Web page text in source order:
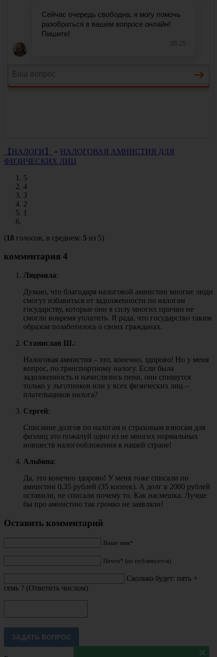
【НАЛОГИ】 » НАЛОГОВАЯ АМНИСТИЯ ДЛЯ
ФИЗИЧЕСКИХ ЛИЦ
5
4
3
2
1
(18 голосов, в среднем: 5 из 5)
комментария 4
Людмила:
Думаю, что благодаря налоговой амнистии многие люди
смогут избавиться от задолженности по налогам
государству, которые они в силу многих причин не
смогли вовремя уплатить. Я рада, что государство таким
образом позаботилось о своих гражданах.
Станислав Ш.:
Налоговая амнистия – это, конечно, здорово! Но у меня
вопрос, по транспортному налогу. Если была
задолженность и начислялись пени, они спишутся
только у льготников или у всех физических лиц –
плательщиков налога?
Сергей:
Списание долгов по налогам и страховым взносам для
физлиц это пожалуй одно из не многих нормальных
новшеств налогообложения в нашей стране!
Альбина:
Да, это конечно здорово! У меня тоже списали по
амнистии 0,35 рублей (35 копеек). А долг в 2000 рублей
оставили, не списали почему то. Как насмешка. Лучше
бы про амнистию так громко не заявляли!
Оставить комментарий
Ваше имя*
Почта* (не публикуется)
Сколько будет: пять +
семь ? (Ответить числом)